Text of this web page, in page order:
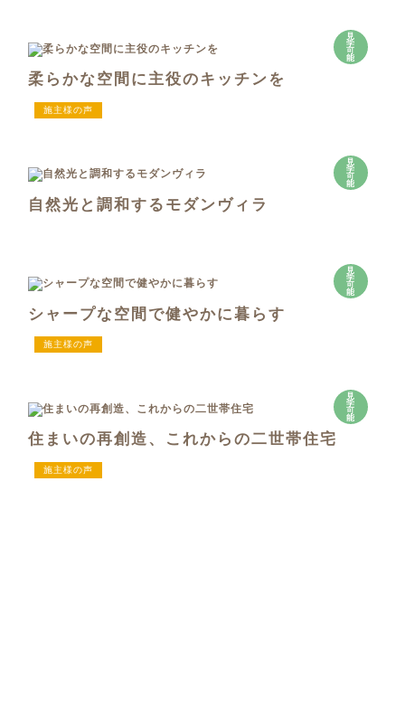
見
学
可
能
柔らかな空間に主役のキッチンを
施主様の声
見
学
可
能
自然光と調和するモダンヴィラ
見
学
可
能
シャープな空間で健やかに暮らす
施主様の声
見
学
可
能
住まいの再創造、これからの二世帯住宅
施主様の声